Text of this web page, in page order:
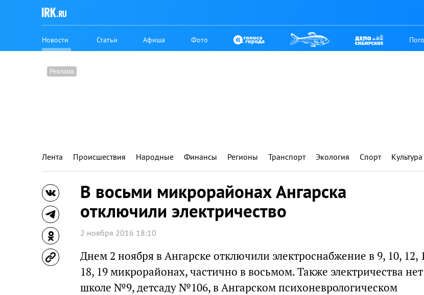
Новости Статьи Афиша Фото
Лента Происшествия Народные Финансы Регионы Транспорт Экология Спорт Культура
В восьми микрорайонах Ангарска
отключили электричество
2 ноября 2016 18:10
Днем 2 ноября в Ангарске отключили электроснабжение в 9, 10, 12,
18, 19 микрорайонах, частично в восьмом. Также электричества
школе №9, детсаду №106, в Ангарском психоневрологическом